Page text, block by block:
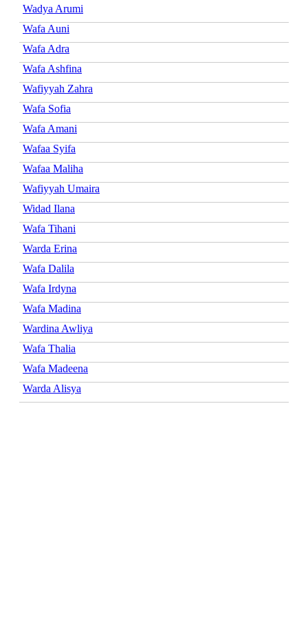
Wadya Arumi
Wafa Auni
Wafa Adra
Wafa Ashfina
Wafiyyah Zahra
Wafa Sofia
Wafa Amani
Wafaa Syifa
Wafaa Maliha
Wafiyyah Umaira
Widad Ilana
Wafa Tihani
Warda Erina
Wafa Dalila
Wafa Irdyna
Wafa Madina
Wardina Awliya
Wafa Thalia
Wafa Madeena
Warda Alisya